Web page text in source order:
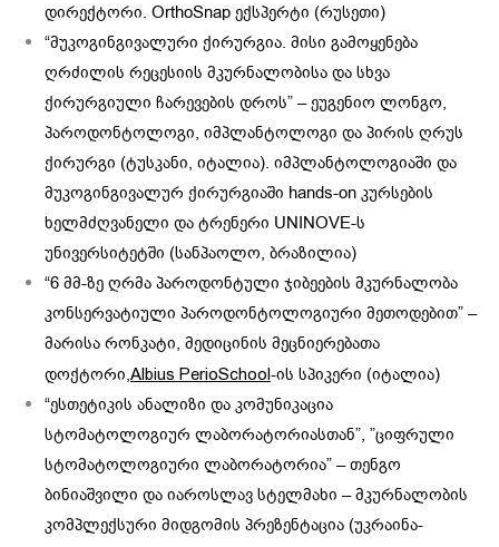
დირექტორი. OrthoSnap ექსპერტი (რუსეთი)
“მუკოგინგივალური ქირურგია. მისი გამოყენება
ღრძილის რეცესიის მკურნალობისა და სხვა
ქირურგიული ჩარევების დროს” – ეუგენიო ლონგო,
პაროდონტოლოგი, იმპლანტოლოგი და პირის ღრუს
ქირურგი (ტუსკანი, იტალია). იმპლანტოლოგიაში და
მუკოგინგივალურ ქირურგიაში hands-on კურსების
ხელმძღვანელი და ტრენერი UNINOVE-ს
უნივერსიტეტში (სანპაოლო, ბრაზილია)
“6 მმ-ზე ღრმა პაროდონტული ჯიბეების მკურნალობა
კონსერვატიული პაროდონტოლოგიური მეთოდებით” –
მარისა რონკატი, მედიცინის მეცნიერებათა
დოქტორი,Albius PerioSchool-ის სპიკერი (იტალია)
“ესთეტიკის ანალიზი და კომუნიკაცია
სტომატოლოგიურ ლაბორატორიასთან”, ”ციფრული
სტომატოლოგიური ლაბორატორია” – თენგო
ბინიაშვილი და იაროსლავ სტელმახი – მკურნალობის
კომპლექსური მიდგომის პრეზენტაცია (უკრაინა-